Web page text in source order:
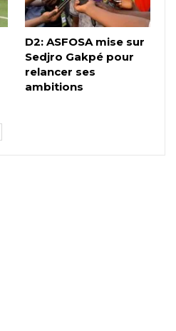
D2: ASFOSA mise sur
Sedjro Gakpé pour
relancer ses
ambitions